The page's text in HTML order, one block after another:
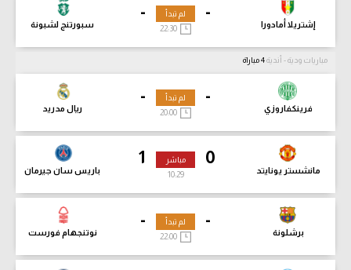
-
إشتريلا أمادورا
-
سبورتنج لشبونة
لم تبدأ
مباريات ودية - أندية
-
فرينكفاروزي
-
ريال مدريد
لم تبدأ
0
مانشستر يونايتد
1
باريس سان جيرمان
مباشر
10:31
-
برشلونة
-
نوتنجهام فورست
لم تبدأ